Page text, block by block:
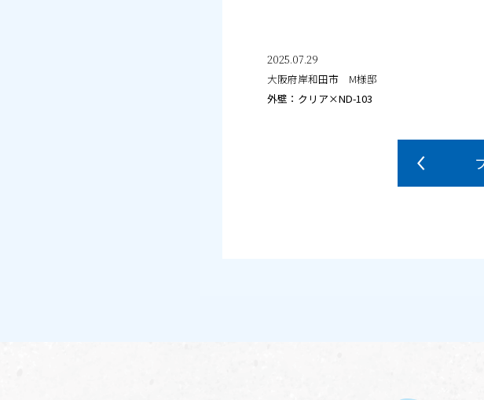
2025.07.29
大阪府岸和田市 M様邸
外壁：クリア×ND-103